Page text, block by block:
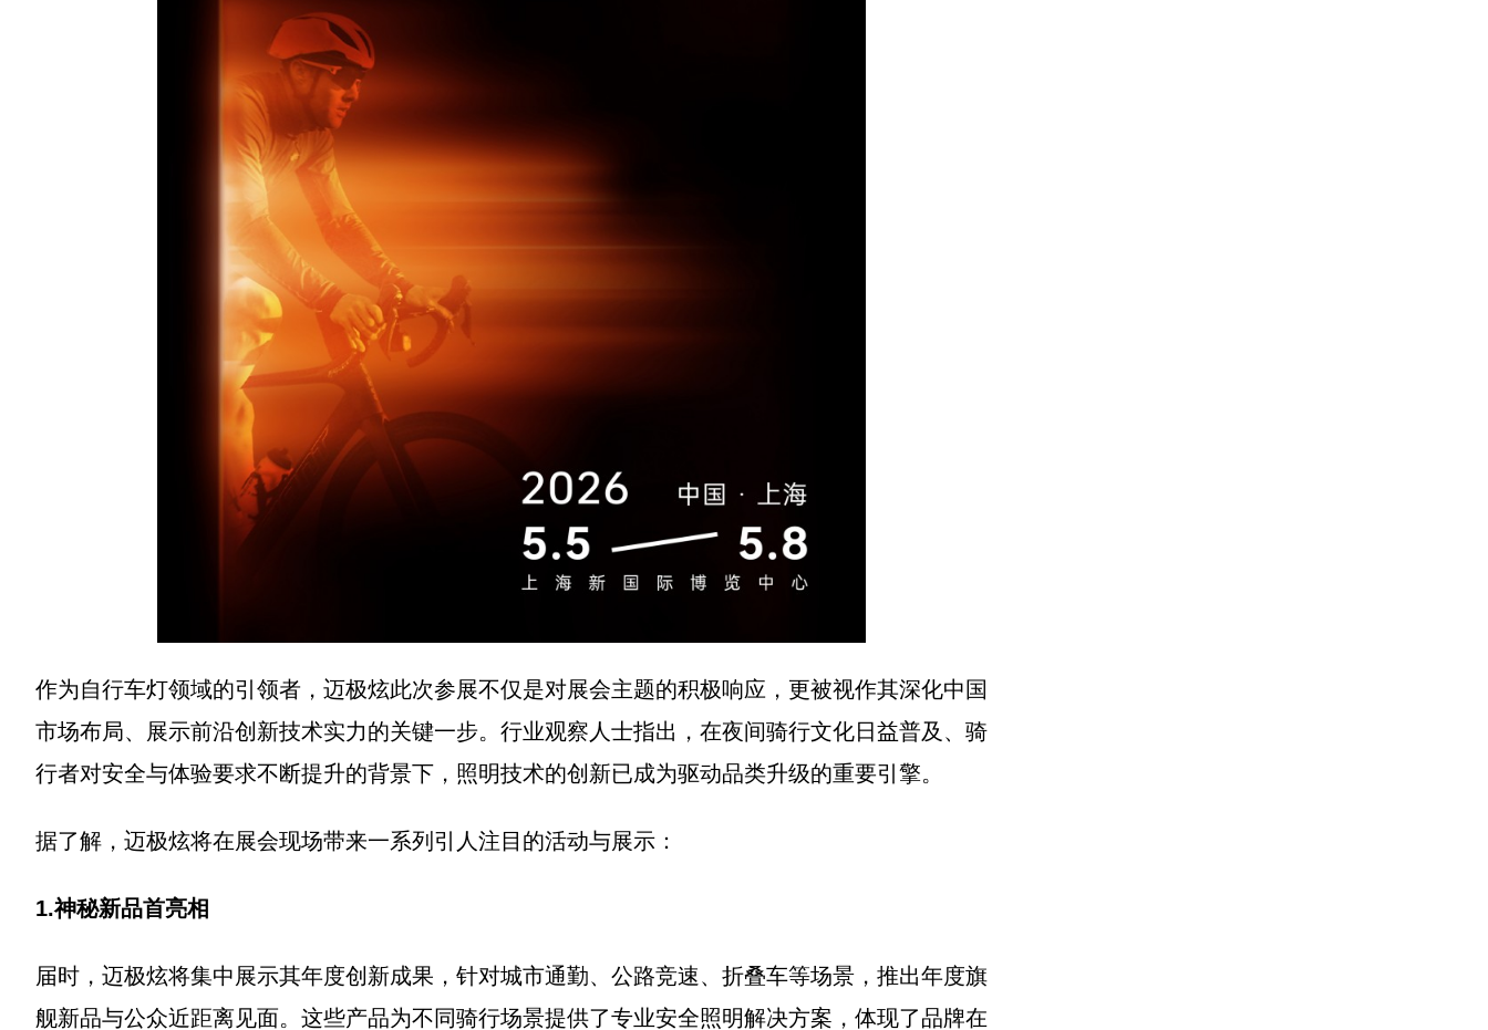
作为自行车灯领域的引领者，迈极炫此次参展不仅是对展会主题的积极响应，更被视作其深化中国
市场布局、展示前沿创新技术实力的关键一步。行业观察人士指出，在夜间骑行文化日益普及、骑
行者对安全与体验要求不断提升的背景下，照明技术的创新已成为驱动品类升级的重要引擎。
据了解，迈极炫将在展会现场带来一系列引人注目的活动与展示：
1.神秘新品首亮相
届时，迈极炫将集中展示其年度创新成果，针对城市通勤、公路竞速、折叠车等场景，推出年度旗
舰新品与公众近距离见面。这些产品为不同骑行场景提供了专业安全照明解决方案，体现了品牌在